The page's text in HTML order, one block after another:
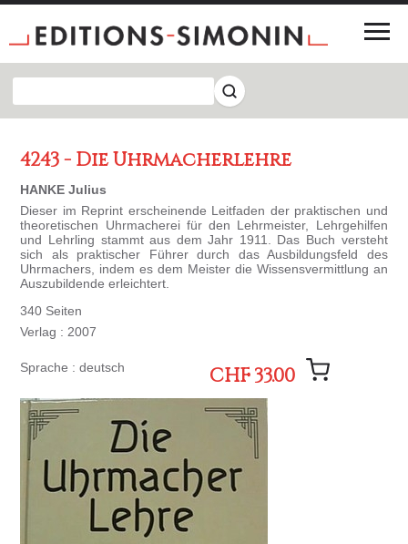
4243 - Die Uhrmacherlehre
HANKE Julius
Dieser im Reprint erscheinende Leitfaden der praktischen und
theoretischen Uhrmacherei für den Lehrmeister, Lehrgehilfen
und Lehrling stammt aus dem Jahr 1911. Das Buch versteht
sich als praktischer Führer durch das Ausbildungsfeld des
Uhrmachers, indem es dem Meister die Wissensvermittlung an
Auszubildende erleichtert.
340 Seiten
Verlag : 2007
Sprache : deutsch CHF 33.00